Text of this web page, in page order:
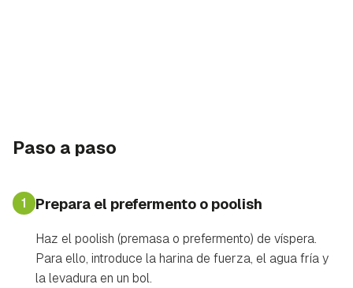
Paso a paso
1 Prepara el prefermento o poolish
Haz el poolish (premasa o prefermento) de víspera.
Para ello, introduce la harina de fuerza, el agua fría y
la levadura en un bol.